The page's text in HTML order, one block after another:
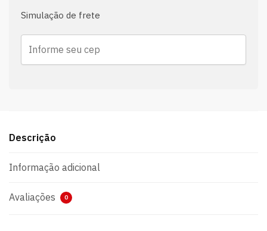
Simulação de frete
Descrição
Informação adicional
Avaliações 0